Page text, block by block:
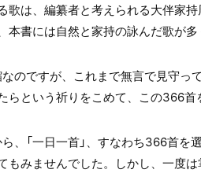
歌は、編纂者と考えられる大伴家
書には自然と家持の詠んだ歌が多
のですが、これまで無言で見守っ
らという祈りをこめて、この366首
、「一日一首」、すなわち366首を
もみませんでした。しかし、一度